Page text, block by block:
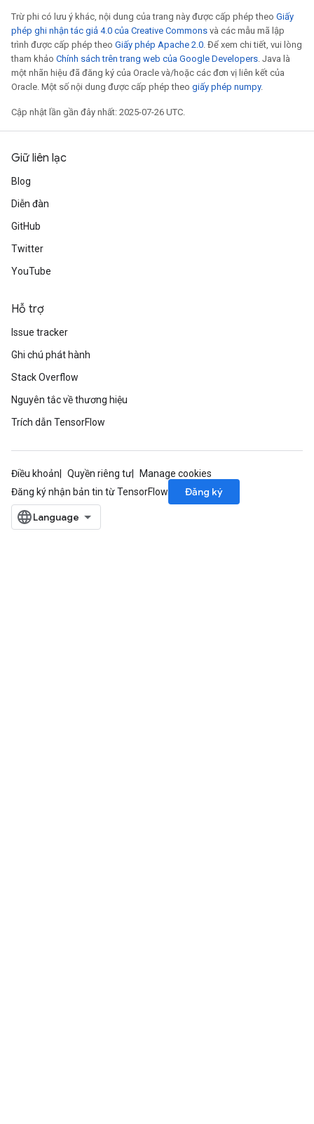
Trừ phi có lưu ý khác, nội dung của trang này được cấp phép theo Giấy
phép ghi nhận tác giả 4.0 của Creative Commons và các mẫu mã lập
trình được cấp phép theo Giấy phép Apache 2.0. Để xem chi tiết, vui lòng
tham khảo Chính sách trên trang web của Google Developers. Java là
một nhãn hiệu đã đăng ký của Oracle và/hoặc các đơn vị liên kết của
Oracle. Một số nội dung được cấp phép theo giấy phép numpy.
Cập nhật lần gần đây nhất: 2025-07-26 UTC.
Giữ liên lạc
Blog
Diễn đàn
GitHub
Twitter
YouTube
Hỗ trợ
Issue tracker
Ghi chú phát hành
Stack Overflow
Nguyên tắc về thương hiệu
Trích dẫn TensorFlow
Điều khoản Quyền riêng tư
Manage cookies
Đăng ký nhận bản tin từ TensorFlow
Đăng ký